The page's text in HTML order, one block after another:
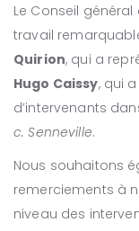
Le Conseil général
travail
Quirion, qui a
Hugo Caissy, qui
d’intervenants
c. Senneville.
Nous souhaitons
remerciements à
niveau des